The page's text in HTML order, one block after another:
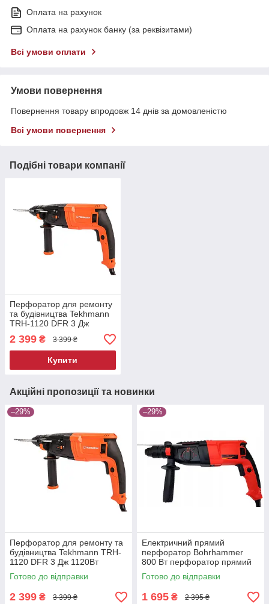
Оплата на рахунок
Оплата на рахунок банку (за реквізитами)
Всі умови оплати
Умови повернення
Повернення товару впродовж 14 днів за домовленістю
Всі умови повернення
Подібні товари компанії
Перфоратор для ремонту
та будівництва Tekhmann
TRH-1120 DFR 3 Дж
1120Вт перфоратор з
регулюванням обертів
2 399 ₴ 3 399 ₴
Купити
Акційні пропозиції та новинки
–29%
Перфоратор для ремонту та
будівництва Tekhmann TRH-
1120 DFR 3 Дж 1120Вт
перфоратор з регулюванням
обертів
Готово до відправки
2 399 ₴ 3 399 ₴
–29%
Електричний прямий
перфоратор Bohrhammer
800 Вт перфоратор прямий
для роботи перфоратор
ударний електричний
Готово до відправки
1 695 ₴ 2 395 ₴